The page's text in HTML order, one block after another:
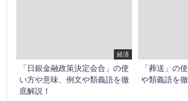
経済
「日銀金融政策決定会合」の使
い方や意味、例文や類義語を徹
底解説！
「葬送」の
や類義語を徹